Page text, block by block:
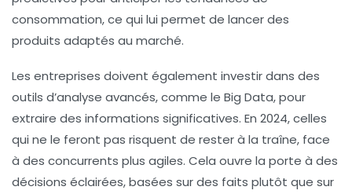
consommation, ce qui lui permet de lancer des
produits adaptés au marché.
Les entreprises doivent également investir dans des
outils d’analyse avancés, comme le Big Data, pour
extraire des informations significatives. En 2024, celles
qui ne le feront pas risquent de rester à la traîne, face
à des concurrents plus agiles. Cela ouvre la porte à des
décisions éclairées, basées sur des faits plutôt que sur